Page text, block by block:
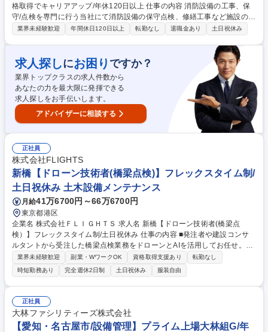
格取得でキャリアアップ/年休120日以上 仕事の内容 消防設備の工事、保
守/点検を専門に行う当社にて消防設備の保守点検、修繕工事など施設の維
持管理業務全般をお任せします。半年に1回の定期点検を通じて、建物の
ション/ホテル/飲食店/病院/工場などの消防設備の定期点検(年2回)を担
当。多岐に渡る消防設備が正常に稼働しているかを確認し、不具合が発見
された場合、その是正を行い、管轄する消防署等へ報告します。 ★資格取
得支援制度も充実しており、着実なスキルアップが可能です。 募集職種
【設備保守点検】大林組グループ/国家資格取得でキャリアアップ/年休120
日以上
業界未経験歓迎 年間休日120日以上 転勤なし 退職金あり 土日祝休み
求人探しにお困り ですか？
業界トップクラスの求人件数から
あなたの力を最大限に発揮できる
求人探しをお手伝いします。
アドバイザーに相談する
正社員
株式会社FLIGHTS
新橋【ドローン技術者(橋梁点検)】フレックスタイム制/
土日祝休み 土木設備メンテナンス
月給41万6700円～66万6700円
東京都港区
企業名 株式会社ＦＬＩＧＨＴＳ 求人名 新橋【ドローン技術者(橋梁点
検）】フレックスタイム制/土日祝休み 仕事の内容 ■発注者や建設コンサ
ルタントから受注した橋梁点検業務をドローンとAIを活用してお任せ。
【具体的には】当社がドローン点検の対象としているRC橋をターゲット
とした発注者との協議から、実際のドローンによるデータ取得や損傷図作
成をパートナーと協力して行います。 【入社後】ドローンに関する知見は
不要です！まずは入社後、ドローンに関する研修(座学/実技)を受け、徐々
にドローンに関する知見を身に着けていたきます。 募集職種 新橋【ドロ
ーン技術者(橋梁点検）】フレックスタイム制/土日祝休み
業界未経験歓迎 副業・WワークOK 資格取得支援あり
転勤なし
時短勤務あり
完全週休2日制 土日祝休み 服装自由
正社員
大林ファシリティーズ株式会社
【愛知・名古屋市/設備管理】プライム上場大林組G/年